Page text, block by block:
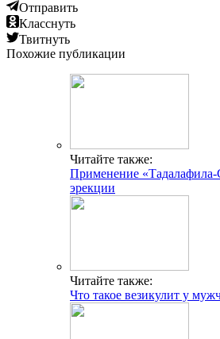
Отправить
Класснуть
Твитнуть
Похожие публикации
Читайте также:
Применение
эрекции
Читайте также:
Что такое везикулит у